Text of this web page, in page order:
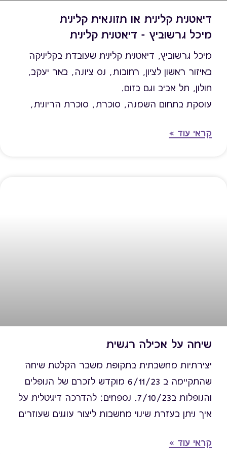
דיאטנית קלינית או תזונאית קלינית
מיכל גרשוביץ - דיאטנית קלינית
מיכל גרשוביץ, דיאטנית קלינית שעובדת בקליניקה
באיזור ראשון לציון, רחובות, נס ציונה, באר יעקב,
חולון, תל אביב וגם בזום.
עוסקת בתחום השמנה, סוכרת, סוכרת הריונית,
נשים - תזונת גיל המעבר, תזונת נשים בהריון ואחרי
קראי עוד »
שיחה על אכילה רגשית
יצירתיות מחשבתית בתקופת משבר הקלטת שיחה
שהתקיימה ב 6/11/23 מוקדש לזכרם של הנופלים
והנופלות ב7/10/23. נספחים: להדרכה דיגיטלית על
איך ניתן בעזרת שינוי מחשבות ליצור עוגנים שעוזרים
לפודקסט של טובה קראוזה, דיאטנית, כותבת
קראי עוד »